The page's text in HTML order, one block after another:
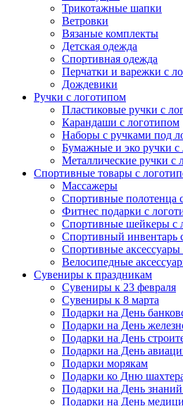
Трикотажные шапки
Ветровки
Вязаные комплекты
Детская одежда
Спортивная одежда
Перчатки и варежки с
Дождевики
Ручки с логотипом
Пластиковые ручки с
Карандаши с логотипом
Наборы с ручками под
Бумажные и эко ручки с
Металлические ручки с
Спортивные товары с
Массажеры
Спортивные полотенца
Фитнес подарки с
Спортивные шейкеры с
Спортивный инвентарь
Спортивные аксессуары
Велосипедные
Сувениры к праздникам
Сувениры к 23 февраля
Сувениры к 8 марта
Подарки на День
Подарки на День
Подарки на День
Подарки на День
Подарки морякам
Подарки ко Дню
Подарки на День знаний
Подарки на День